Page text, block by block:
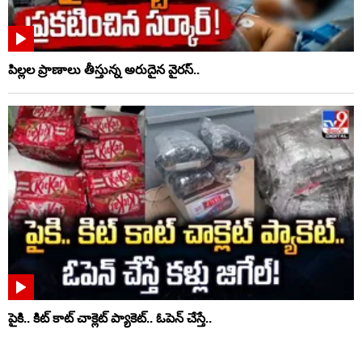
పిల్లల ప్రాణాలు తీస్తున్న అరుదైన వైరస్..
పైకి.. కిట్‌ కాట్‌ చాక్లెట్ ప్యాకెట్‌.. ఓపెన్‌ చేస్తే..